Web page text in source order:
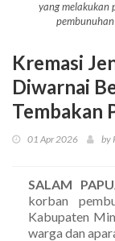
yang melakukan
Kremasi
Diwarnai
Tembakan
01 Apr 2026 by
SALAM
korban
Kabupaten
warga dan